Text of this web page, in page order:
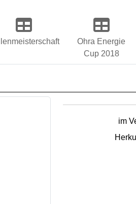
Ohra Energie
Cup 2018
im